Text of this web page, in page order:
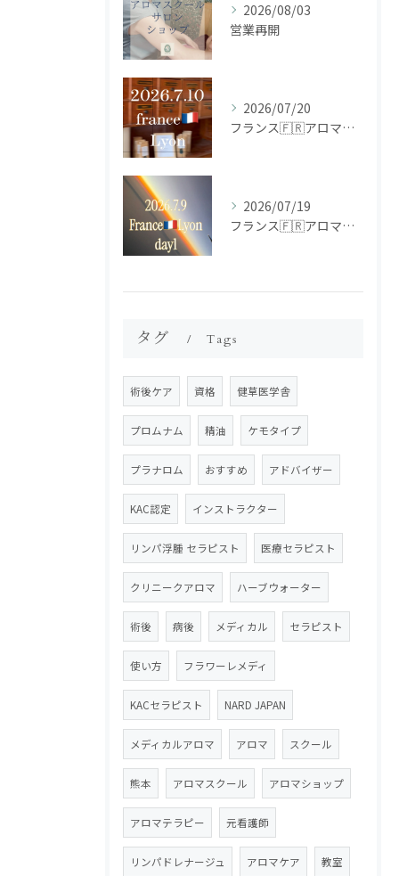
2026/08/03
営業再開
2026/07/20
フランス🇫🇷アロマ研修ツアー𝗱𝗮𝘆𝟮
2026/07/19
フランス🇫🇷アロマ研修ツアー𝗱𝗮𝘆𝟭
タグ Tags
術後ケア 資格 健草医学舎
プロムナム 精油 ケモタイプ
プラナロム おすすめ アドバイザー
KAC認定 インストラクター
リンパ浮腫 セラピスト 医療セラピスト
クリニークアロマ ハーブウォーター
術後 病後 メディカル セラピスト
使い方 フラワーレメディ
KACセラピスト NARD JAPAN
メディカルアロマ アロマ スクール
熊本 アロマスクール アロマショップ
アロマテラピー 元看護師
リンパドレナージュ アロマケア 教室